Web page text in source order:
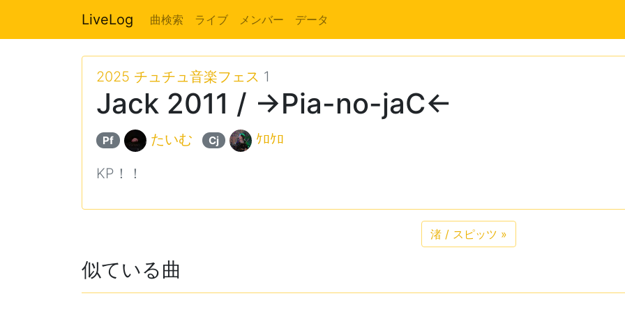
LiveLog 曲検索 ライブ メンバー データ
2025 チュチュ音楽フェス 1
Jack 2011 / →Pia-no-jaC←
Pf たいむ Cj ｹﾛｹﾛ
KP！！
渚 / スピッツ »
似ている曲